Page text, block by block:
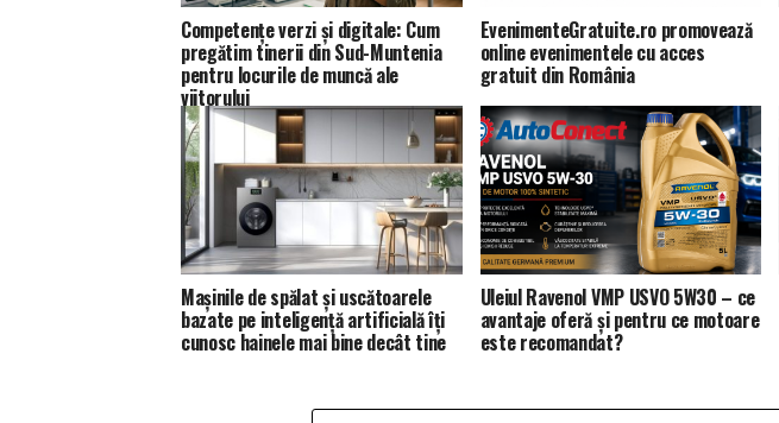
Competențe verzi și digitale: Cum
pregătim tinerii din Sud-Muntenia
pentru locurile de muncă ale
viitorului
EvenimenteGratuite.ro promovează
online evenimentele cu acces
gratuit din România
Mașinile de spălat și uscătoarele
bazate pe inteligență artificială îți
cunosc hainele mai bine decât tine
Uleiul Ravenol VMP USVO 5W30 – ce
avantaje oferă și pentru ce motoare
este recomandat?